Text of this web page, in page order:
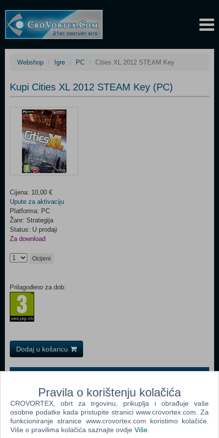
Webshop Igre PC Cities XL 2012 STEAM Key
Kupi Cities XL 2012 STEAM Key (PC)
Cijena: 10,00 €
Upute za aktivaciju
Platforma: PC
Žanr: Strategija
Status: U prodaji
Za download
Ocijeni
Prilagođeno za dob:
Dodaj u košaricu
Popularno
The Sims 2 (PC)
The Sims 2 Pets Expansion Pack (PC)
Bratz Rock Angelz (PC)
Pravila o korištenju kolačića
CROVORTEX, obrt za trgovinu, prikuplja i obrađuje vaše
osobne podatke kada pristupite stranici www.crovortex.com. Za
funkcioniranje stranice www.crovortex.com koristimo kolačiće.
Više o pravilima kolačića saznajte ovdje Više